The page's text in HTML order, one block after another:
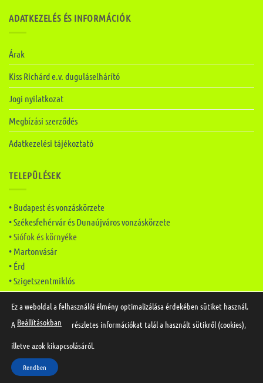
ADATKEZELÉS ÉS INFORMÁCIÓK
Árak
Kiss Richárd e.v. duguláselhárító
Jogi nyilatkozat
Megbízási szerződés
Adatkezelési tájékoztató
TELEPÜLÉSEK
• Budapest és vonzáskörzete
• Székesfehérvár és Dunaújváros vonzáskörzete
• Siófok és környéke
• Martonvásár
• Érd
• Szigetszentmiklós
Készítette:Mai Marketing
Ez a weboldal a felhasználói élmény optimalizálása érdekében sütiket használ.
A Beállításokban
részletes információkat talál a használt sütikről (cookies),
illetve azok kikapcsolásáról.
Rendben